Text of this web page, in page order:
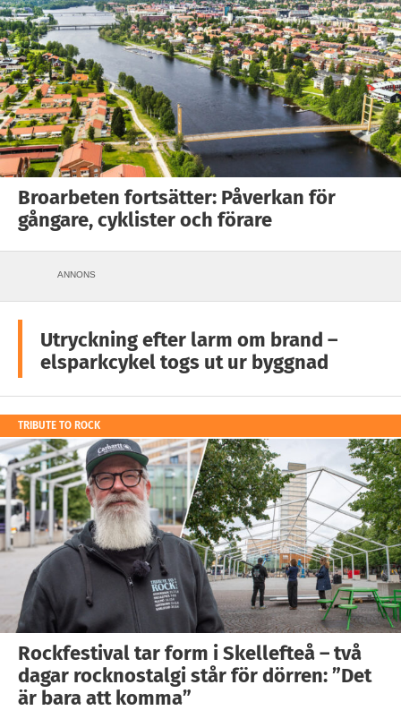
Broarbeten fortsätter: Påverkan för
gångare, cyklister och förare
ANNONS
Utryckning efter larm om brand –
elsparkcykel togs ut ur byggnad
TRIBUTE TO ROCK
Rockfestival tar form i Skellefteå – två
dagar rocknostalgi står för dörren: ”Det
är bara att komma”